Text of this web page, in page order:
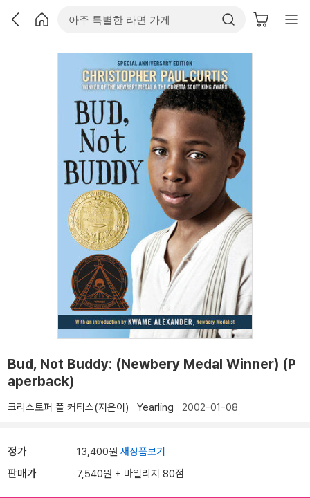
Bud, Not Buddy: (Newbery Medal Winner) (P
aperback)
크리스토퍼 폴 커티스(지은이) Yearling 2002-01-08
정가 13,400원 새상품보기
판매가 7,540원 + 마일리지 80점